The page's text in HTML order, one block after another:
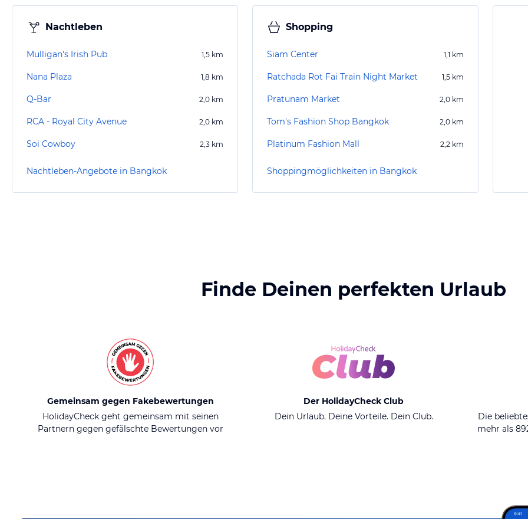
Nachtleben
Mulligan's Irish Pub 1,5 km
Nana Plaza 1,8 km
Q-Bar 2,0 km
RCA - Royal City Avenue 2,0 km
Soi Cowboy 2,3 km
Nachtleben-Angebote in Bangkok
Shopping
Siam Center 1,1 km
Ratchada Rot Fai Train Night Market 1,5 km
Pratunam Market 2,0 km
Tom's Fashion Shop Bangkok 2,0 km
Platinum Fashion Mall 2,2 km
Shoppingmöglichkeiten in Bangkok
Finde Deinen perfekten Urlaub
Gemeinsam gegen Fakebewertungen
HolidayCheck geht gemeinsam mit seinen
Partnern gegen gefälschte Bewertungen vor
Der HolidayCheck Club
Dein Urlaub. Deine Vorteile. Dein Club.
Die
mehr als